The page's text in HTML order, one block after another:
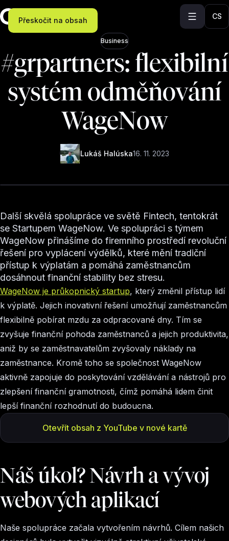
Přeskočit na obsah CS
Business
#grpartners: flexibilní
systém odměňování
WageNow
Lukáš Halúska16. 11. 2023
Další skvělá spolupráce ve světě Fintech, tentokrát
se Startupem WageNow. Ve spolupráci s týmem
WageNow přinášíme do firemního prostředí revoluční
řešení pro vyplácení výdělků, které mění tradiční
přístup k výplatám a pomáhá zaměstnancům
dosáhnout finanční stability bez stresu.
WageNow je průkopnický startup, který změnil přístup lidí
k výplatě. Jejich inovativní řešení umožňují zaměstnancům
flexibilně pobírat mzdu za odpracované dny. Tím se
zvyšuje finanční pohoda zaměstnanců a jejich produktivita,
aniž by se zaměstnavatelům zvyšovaly náklady na
zaměstnance. Kromě toho se společnost WageNow
aktivně zapojuje do poskytování vzdělávání a nástrojů pro
zlepšení finanční gramotnosti, čímž pomáhá lidem činit
lepší finanční rozhodnutí do budoucna.
Otevřít obsah z YouTube v nové kartě
Náš úkol? Návrh a vývoj
webových aplikací
Naše spolupráce začala vytvořením návrhů. Cílem našich